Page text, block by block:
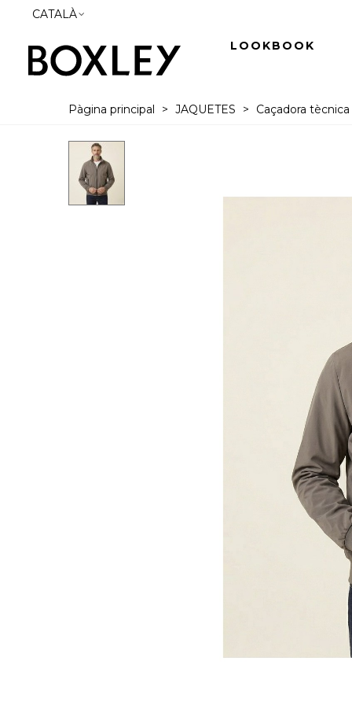
CATALÀ
LOOKBOOK
Pàgina principal > JAQUETES > Caçadora tècnica